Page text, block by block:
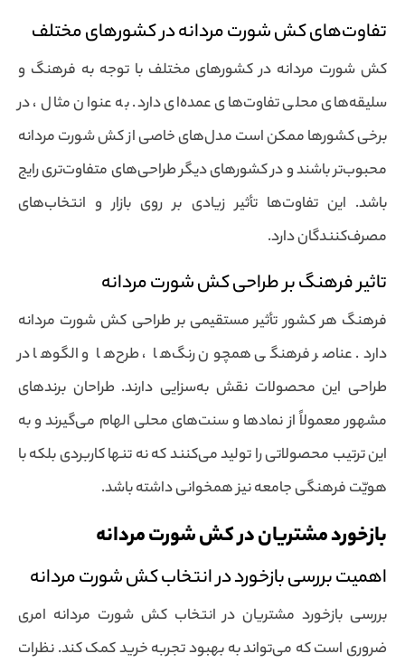
تفاوت‌های کش شورت مردانه در کشورهای مختلف
کش شورت مردانه در کشورهای مختلف با توجه به فرهنگ و
سلیقه‌های محلی تفاوت‌های عمده‌ای دارد. به عنوان مثال ، در
برخی کشورها ممکن است مدل‌های خاصی از کش شورت مردانه
محبوب‌تر باشند و در کشورهای دیگر طراحی‌های متفاوت‌تری رایج
باشد. این تفاوت‌ها تأثیر زیادی بر روی بازار و انتخاب‌های
مصرف‌کنندگان دارد.
تاثیر فرهنگ بر طراحی کش شورت مردانه
فرهنگ هر کشور تأثیر مستقیمی بر طراحی کش شورت مردانه
دارد. عناصر فرهنگی همچون رنگ‌ها ، طرح‌ها و الگوها در
طراحی این محصولات نقش به‌سزایی دارند. طراحان برندهای
مشهور معمولاً از نمادها و سنت‌های محلی الهام می‌گیرند و به
این ترتیب محصولاتی را تولید می‌کنند که نه تنها کاربردی بلکه با
هویّت فرهنگی جامعه نیز همخوانی داشته باشد.
بازخورد مشتریان در کش شورت مردانه
اهمیت بررسی بازخورد در انتخاب کش شورت مردانه
بررسی بازخورد مشتریان در انتخاب کش شورت مردانه امری
ضروری است که می‌تواند به بهبود تجربه خرید کمک کند. نظرات